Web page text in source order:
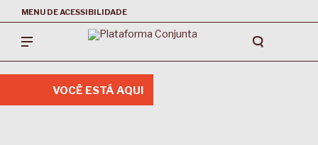
MENU DE ACESSIBILIDADE
VOCÊ ESTÁ AQUI